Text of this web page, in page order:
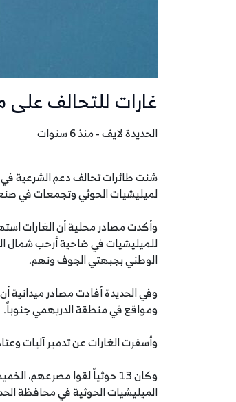
غارات للتحالف على
الحديدة لايف - منذ 6 سنوات
لميليشيات الحوثي وتجمعات في
وأكدت مصادر محلية أن الغارات
للميليشيات في ضاحية أرحب شمال
الوطني بجبهتي الجوف ونهم.
وفي الحديدة أفادت مصادر ميدانية
ومواقع في منطقة الدريهمي جنوباً.
وأسفرت الغارات عن تدمير آليات
وكان 13 حوثياً لقوا
الميليشيات الحوثية في محافظة